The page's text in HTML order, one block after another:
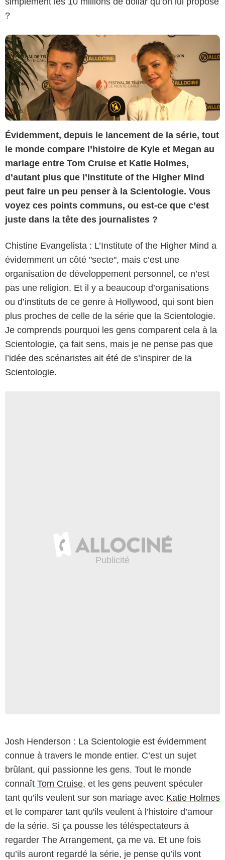
?
Évidemment, depuis le lancement de la série, tout
le monde compare l’histoire de Kyle et Megan au
mariage entre Tom Cruise et Katie Holmes,
d’autant plus que l’Institute of the Higher Mind
peut faire un peu penser à la Scientologie. Vous
voyez ces points communs, ou est-ce que c’est
juste dans la tête des journalistes ?
Chistine Evangelista : L’Institute of the Higher Mind a
évidemment un côté "secte", mais c’est une
organisation de développement personnel, ce n’est
pas une religion. Et il y a beaucoup d’organisations
ou d’instituts de ce genre à Hollywood, qui sont bien
plus proches de celle de la série que la Scientologie.
Je comprends pourquoi les gens comparent cela à la
Scientologie, ça fait sens, mais je ne pense pas que
l’idée des scénaristes ait été de s’inspirer de la
Scientologie.
Josh Henderson : La Scientologie est évidemment
connue à travers le monde entier. C’est un sujet
brûlant, qui passionne les gens. Tout le monde
connaît Tom Cruise, et les gens peuvent spéculer
tant qu’ils veulent sur son mariage avec Katie Holmes
et le comparer tant qu'ils veulent à l’histoire d’amour
de la série. Si ça pousse les téléspectateurs à
regarder The Arrangement, ça me va. Et une fois
qu’ils auront regardé la série, je pense qu’ils vont